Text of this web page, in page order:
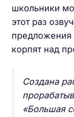
школьники
этот раз
корпят над
Создана
«Большая